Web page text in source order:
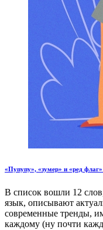
«Пупупу», «зумер» и «ред
В список вошли 12
язык, описывают
современные тренды,
каждому (ну почти